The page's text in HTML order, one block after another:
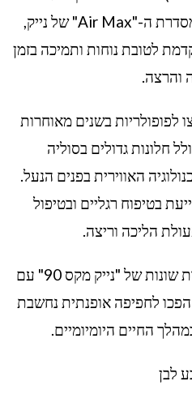
בשנת 1990 והן היו חלק מסדרת ה-"Air Max" של נייק,
לטובת נוחות ותמיכה בזמן
והרצה.
90" התפרצו לפופולריות בשנים מאוחרות
חלונות גדולים בסוליה
האווירית בפנים הנעל.
בטיפוח רגליים ובטיפול
הליכה וריצה.
עם השנים, נייק יצרה גרסאות שונות של "נייק מקס 90" עם
הפכו לחפיפה אופנתית נחשבת
החיים היומיומיים.
לבן